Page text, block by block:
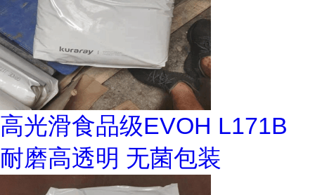
高光滑食品级EVOH L171B
耐磨高透明 无菌包装